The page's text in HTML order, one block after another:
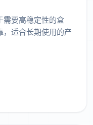
需要高稳定性的盒
，适合长期使用的产